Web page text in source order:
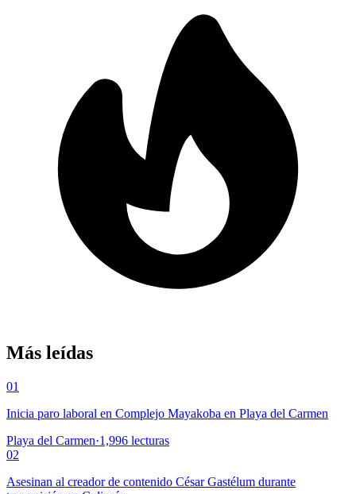
Más leídas
01
Inicia paro laboral en Complejo Mayakoba en Playa del Carmen
Playa del Carmen·1,996 lecturas
02
Asesinan al creador de contenido César Gastélum durante